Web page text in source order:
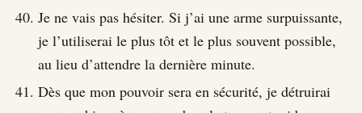
Je ne vais pas hésiter. Si j’ai une arme surpuissante,
je l’utiliserai le plus tôt et le plus souvent possible,
au lieu d’attendre la dernière minute.
Dès que mon pouvoir sera en sécurité, je détruirai